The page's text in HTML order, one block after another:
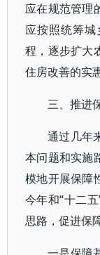
应在规范管理
应按照统筹
程，逐步扩大
住房改善的实惠
三、推进
通过几年
本问题和实施
模地开展保障
今年和“十二
思路，促进保